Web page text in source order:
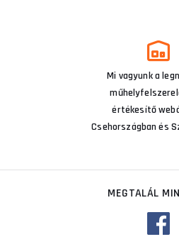
Mi vagyunk a
értékesítő
Csehországban és
MEGTALÁL